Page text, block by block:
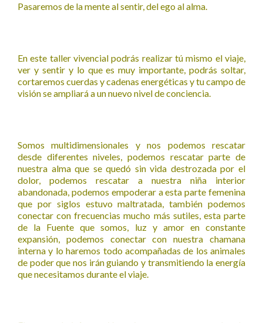
Pasaremos de la mente al sentir, del ego al alma.
En este taller vivencial podrás realizar tú mismo el viaje,
ver y sentir y lo que es muy importante, podrás soltar,
cortaremos cuerdas y cadenas energéticas y tu campo de
visión se ampliará a un nuevo nivel de conciencia.
Somos multidimensionales y nos podemos rescatar
desde diferentes niveles, podemos rescatar parte de
nuestra alma que se quedó sin vida destrozada por el
dolor, podemos rescatar a nuestra niña interior
abandonada, podemos empoderar a esta parte femenina
que por siglos estuvo maltratada, también podemos
conectar con frecuencias mucho más sutiles, esta parte
de la Fuente que somos, luz y amor en constante
expansión, podemos conectar con nuestra chamana
interna y lo haremos todo acompañadas de los animales
de poder que nos irán guiando y transmitiendo la energía
que necesitamos durante el viaje.